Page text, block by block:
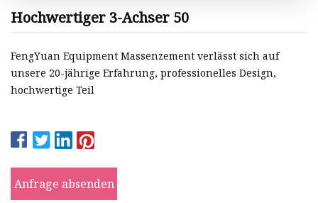
Hochwertiger 3-Achser 50
FengYuan Equipment Massenzement verlässt sich auf
unsere 20-jährige Erfahrung, professionelles Design,
hochwertige Teil
Anfrage absenden